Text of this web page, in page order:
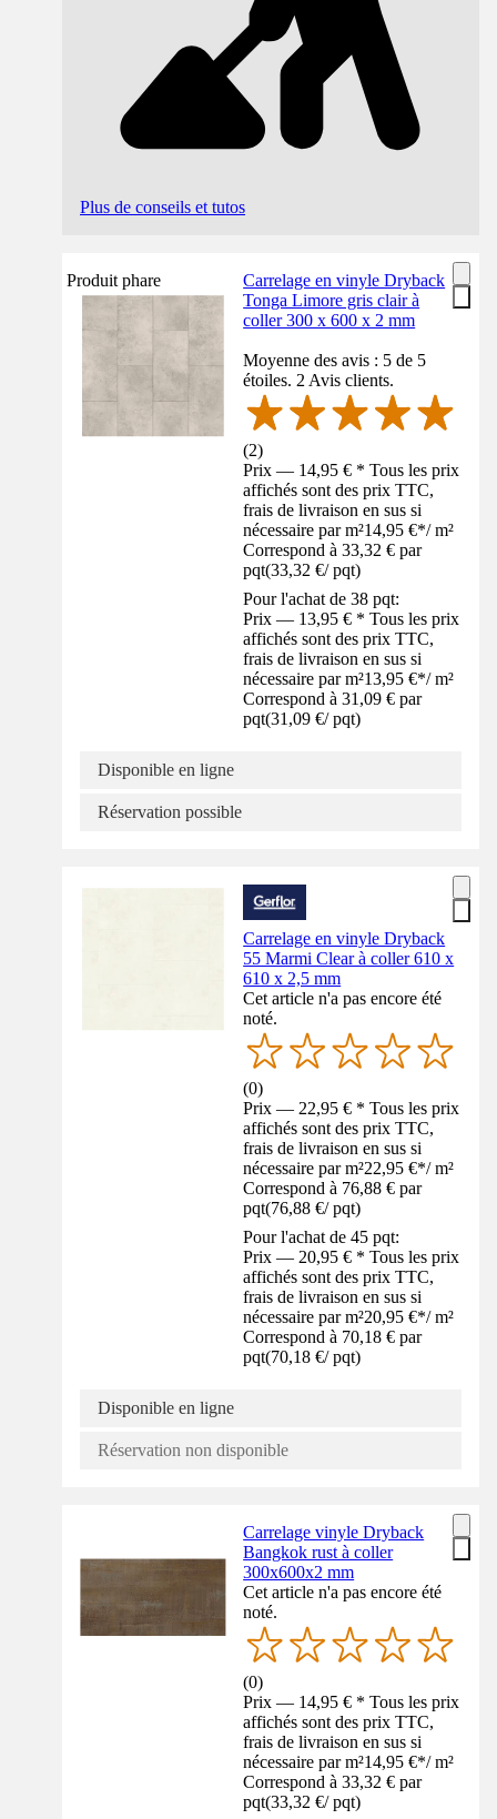
Plus de conseils et tutos
Produit phare
Carrelage en vinyle Dryback
Tonga Limore gris clair à
coller 300 x 600 x 2 mm
Moyenne des avis : 5 de 5
étoiles. 2 Avis clients.
(2)
Prix — 14,95 € * Tous les prix
affichés sont des prix TTC,
frais de livraison en sus si
nécessaire par m²14,95 €*/ m²
Correspond à 33,32 € par
pqt(33,32 €/ pqt)
Pour l'achat de 38 pqt:
Prix — 13,95 € * Tous les prix
affichés sont des prix TTC,
frais de livraison en sus si
nécessaire par m²13,95 €*/ m²
Correspond à 31,09 € par
pqt(31,09 €/ pqt)
Disponible en ligne
Réservation possible
Carrelage en vinyle Dryback
55 Marmi Clear à coller 610 x
610 x 2,5 mm
Cet article n'a pas encore été
noté.
(0)
Prix — 22,95 € * Tous les prix
affichés sont des prix TTC,
frais de livraison en sus si
nécessaire par m²22,95 €*/ m²
Correspond à 76,88 € par
pqt(76,88 €/ pqt)
Pour l'achat de 45 pqt:
Prix — 20,95 € * Tous les prix
affichés sont des prix TTC,
frais de livraison en sus si
nécessaire par m²20,95 €*/ m²
Correspond à 70,18 € par
pqt(70,18 €/ pqt)
Disponible en ligne
Réservation non disponible
Carrelage vinyle Dryback
Bangkok rust à coller
300x600x2 mm
Cet article n'a pas encore été
noté.
(0)
Prix — 14,95 € * Tous les prix
affichés sont des prix TTC,
frais de livraison en sus si
nécessaire par m²14,95 €*/ m²
Correspond à 33,32 € par
pqt(33,32 €/ pqt)